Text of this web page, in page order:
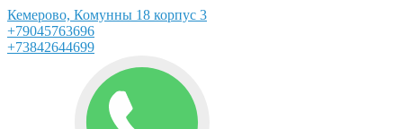
Кемерово, Комунны 18 корпус 3
+79045763696
+73842644699